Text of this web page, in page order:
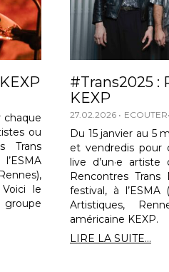
chaque
ou
Trans
le
#Trans2025 :
KEXP
27.02.2026 ECOUTER
Du 15 janvier au 5
et vendredis pour
live d’un·e
Rencontres Trans
festival, à
Artistiques,
américaine KEXP.
LIRE LA SUITE...